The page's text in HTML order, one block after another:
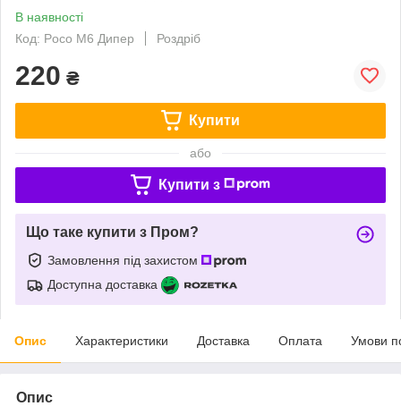
В наявності
Код: Poco M6 Дипер
Роздріб
220 ₴
Купити
або
Купити з
Що таке купити з Пром?
Замовлення під захистом
Доступна доставка
Опис Характеристики Доставка Оплата Умови
Опис